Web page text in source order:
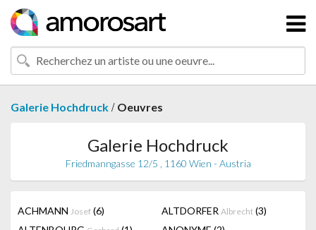
Galerie Hochdruck / Oeuvres
Galerie Hochdruck
Friedmanngasse 12/5 , 1160 Wien - Austria
ACHMANN Josef (6) ALTDORFER Albrecht (3)